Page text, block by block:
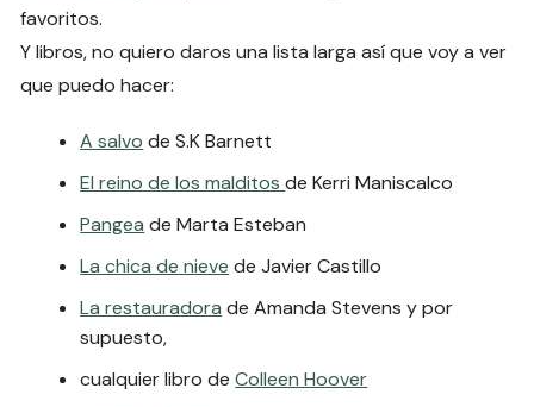
favoritos.
Y libros, no quiero daros una lista larga así que voy a ver
que puedo hacer:
A salvo de S.K Barnett
El reino de los malditosde Kerri Maniscalco
Pangea de Marta Esteban
La chica de nieve de Javier Castillo
La restauradora de Amanda Stevens y por
supuesto,
cualquier libro deColleen Hoover